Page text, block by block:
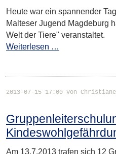
Heute war ein spannender
Malteser Jugend Magdeburg
Welt der Tiere" veranstaltet.
Weiterlesen …
2013-07-15 17:00 von Christiane
Am 13.7.2013 trafen sich 12